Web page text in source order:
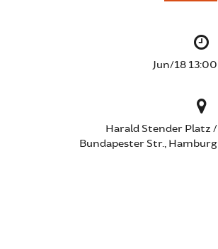
Jun/18 13:00
Harald Stender Platz /
Bundapester Str., Hamburg